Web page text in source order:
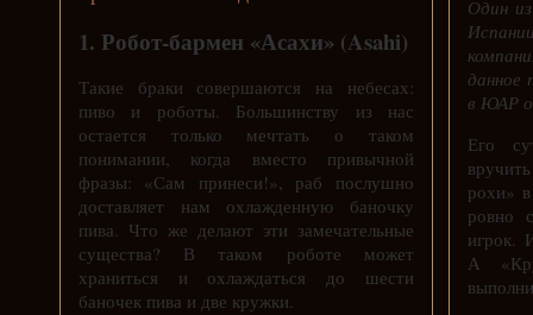
1. Робот-бармен «Асахи» (Asahi)
Такие браки совершаются на небесах:
пиво и роботы. Большинству из нас
остается только мечтать о таком
понимании, когда вместо привычной
фразы: «Сам принеси!», раб послушно
доставляет нам охлажденную баночку
пива. Что же делают эти замечательные
существа? В таком роботе может
храниться и охлаждаться до шести
баночек пива и две кружки.
Один
данное
в ЮАР
Его
рохи»
ровно
игрок.
А